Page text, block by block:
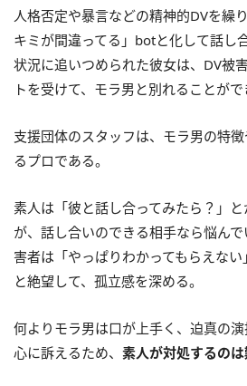
人格否定や暴言などの精神的DVを繰
キミが間違ってる」botと化して話し
状況に追いつめられた彼女は、DV被
トを受けて、モラ男と別れることがで
支援団体のスタッフは、モラ男の特
るプロである。
素人は「彼と話し合ってみたら？」
が、話し合いのできる相手なら悩ん
害者は「やっぱりわかってもらえない
と絶望して、孤立感を深める。
何よりモラ男は口が上手く、迫真の
心に訴えるため、 素人が対処するの